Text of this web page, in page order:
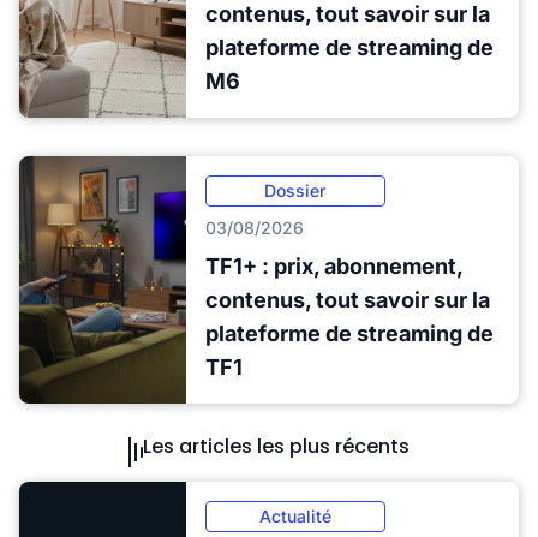
contenus, tout savoir sur la
plateforme de streaming de
M6
Dossier
03/08/2026
TF1+ : prix, abonnement,
contenus, tout savoir sur la
plateforme de streaming de
TF1
Les articles les plus récents
Actualité